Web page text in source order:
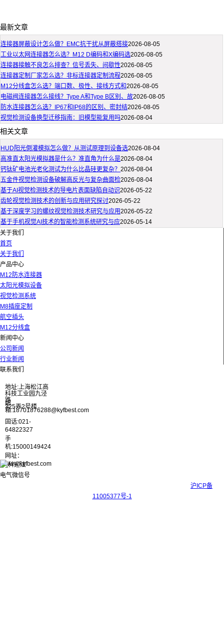
最新文章
连接器屏蔽设计怎么做？EMC抗干扰从屏蔽搭接2026-08-05
工业以太网连接器怎么选？M12 D编码和X编码选2026-08-05
连接器接触不良怎么排查？信号丢失、间歇性2026-08-05
连接器定制厂家怎么选？非标连接器定制流程2026-08-05
M12分线盒怎么选？端口数、极性、接线方式和2026-08-05
电磁阀连接器怎么接线？Type A和Type B区别、故2026-08-05
防水连接器怎么选？IP67和IP68的区别、密封结2026-08-05
视觉检测设备换型迁移指南：旧模型能复用吗2026-08-04
相关文章
HUD阳光倒灌模拟怎么做？从测试原理到设备选2026-08-04
高准直太阳光模拟器是什么？准直角为什么是2026-08-04
钙钛矿电池光老化测试为什么比晶硅更复杂？ 2026-08-04
五金件视觉检测设备破解高反光与复杂曲面检2026-08-04
基于AI视觉检测技术的导电片表面缺陷自动识2026-05-22
齿轮视觉检测技术的创新与应用研究探讨2026-05-22
基于深度学习的螺纹视觉检测技术研究与应用2026-05-22
基于手机视觉AI技术的智能检测系统研究与应2026-05-14
关于我们
首页
关于我们
产品中心
M12防水连接器
太阳光模拟设备
视觉检测系统
M8插座定制
航空插头
M12分线盒
新闻中心
公司新闻
行业新闻
联系我们
地址:上海松江高
科技工业园九泾
路
325弄2号楼
邮
箱:18701876288@kyfbest.com
固话:021-
64822327
手
机:15000149424
网址：
www.kyfbest.com
沪ICP备
11005377号-1